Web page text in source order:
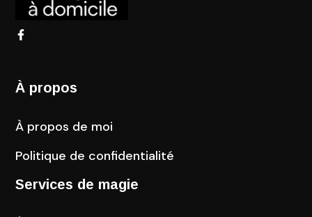
À propos
À propos de moi
Politique de confidentialité
Services de magie